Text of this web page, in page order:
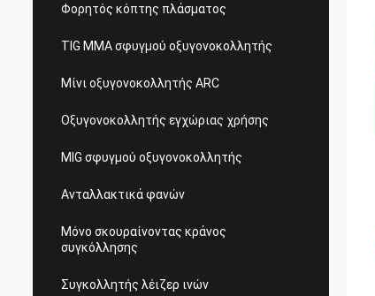
Φορητός κόπτης πλάσματος
TIG MMA σφυγμού οξυγονοκολλητής
Μίνι οξυγονοκολλητής ARC
Οξυγονοκολλητής εγχώριας χρήσης
MIG σφυγμού οξυγονοκολλητής
Ανταλλακτικά φανών
Μόνο σκουραίνοντας κράνος
συγκόλλησης
Συγκολλητής λέιζερ ινών